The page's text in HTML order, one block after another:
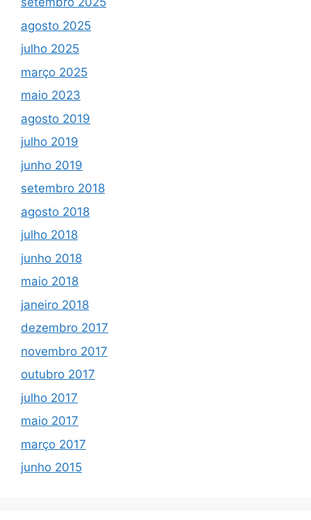
agosto 2025
julho 2025
março 2025
maio 2023
agosto 2019
julho 2019
junho 2019
setembro 2018
agosto 2018
julho 2018
junho 2018
maio 2018
janeiro 2018
dezembro 2017
novembro 2017
outubro 2017
julho 2017
maio 2017
março 2017
junho 2015